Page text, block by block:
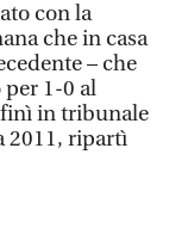
con la
che in casa
– che
per 1-0 al
finì in tribunale
2011, ripartì